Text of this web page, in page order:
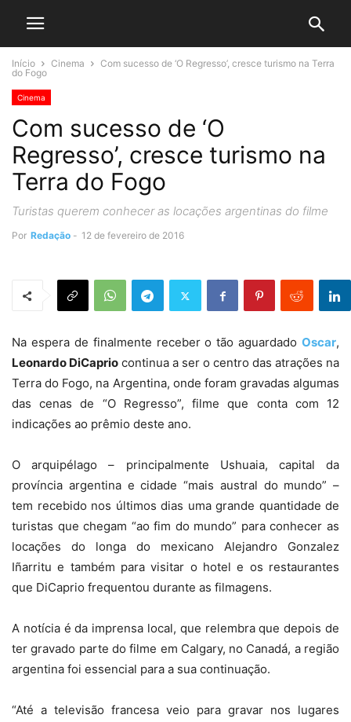
Início Cinema
Com sucesso de ‘O Regresso’, cresce turismo na Terra
do Fogo
Cinema
Com sucesso de ‘O
Regresso’, cresce turismo na
Terra do Fogo
Turistas querem conhecer as locações argentinas do filme
Por Redação - 12 de fevereiro de 2016
Na espera de finalmente receber o tão aguardado Oscar,
Leonardo DiCaprio continua a ser o centro das atrações na
Terra do Fogo, na Argentina, onde foram gravadas algumas
das cenas de “O Regresso”, filme que conta com 12
indicações ao prêmio deste ano.
O arquipélago – principalmente Ushuaia, capital da
província argentina e cidade “mais austral do mundo” –
tem recebido nos últimos dias uma grande quantidade de
turistas que chegam “ao fim do mundo” para conhecer as
locações do longa do mexicano Alejandro Gonzalez
Iñarritu e também para visitar o hotel e os restaurantes
que DiCaprio frequentou durante as filmagens.
A notícia é da imprensa local, que relembra que depois de
ter gravado parte do filme em Calgary, no Canadá, a região
argentina foi essencial para a sua continuação.
“Até a televisão francesa veio para gravar nos lugares